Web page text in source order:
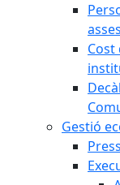
Cost
Gestió